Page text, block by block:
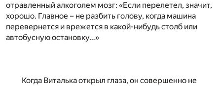
отравленный алкоголем мозг: «Если перелетел, значит,
хорошо. Главное – не разбить голову, когда машина
перевернется и врежется в какой-нибудь столб или
автобусную остановку…»
Когда Виталька открыл глаза, он совершенно не